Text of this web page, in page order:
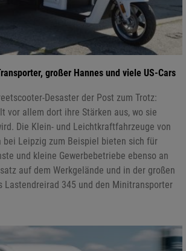
großer Hannes und viele US-Cars
Desaster der Post zum Trotz:
vor allem dort ihre Stärken aus, wo sie
Die Klein- und Leichtkraftfahrzeuge von
bei Leipzig zum Beispiel bieten sich für
und kleine Gewerbebetriebe ebenso an
auf dem Werkgelände und in der großen
Lastendreirad 345 und den Minitransporter